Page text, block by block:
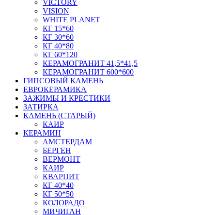
VICTORY
VISION
WHITE PLANET
КГ 15*60
КГ 30*60
КГ 40*80
КГ 60*120
КЕРАМОГРАНИТ 41,5*41,5
КЕРАМОГРАНИТ 600*600
ГИПСОВЫЙ КАМЕНЬ
ЕВРОКЕРАМИКА
ЗАЖИМЫ И КРЕСТИКИ
ЗАТИРКА
КАМЕНЬ (СТАРЫЙ)
КАИР
КЕРАМИН
АМСТЕРДАМ
БЕРГЕН
ВЕРМОНТ
КАИР
КВАРЦИТ
КГ 40*40
КГ 50*50
КОЛОРАДО
МИЧИГАН